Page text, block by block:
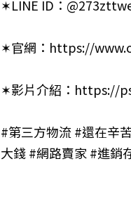
✶LINE ID：
✶官網： https://
✶影片介紹： https://
#第三方物流 #還在辛
大錢#網路賣家 #進銷